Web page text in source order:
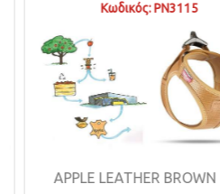
Κωδικός: PN3115
APPLE LEATHER BROWN 3XS